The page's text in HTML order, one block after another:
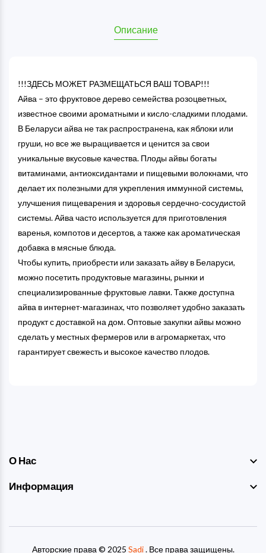
Описание
!!!ЗДЕСЬ МОЖЕТ РАЗМЕЩАТЬСЯ ВАШ ТОВАР!!!
Айва – это фруктовое дерево семейства розоцветных,
известное своими ароматными и кисло-сладкими плодами.
В Беларуси айва не так распространена, как яблоки или
груши, но все же выращивается и ценится за свои
уникальные вкусовые качества. Плоды айвы богаты
витаминами, антиоксидантами и пищевыми волокнами, что
делает их полезными для укрепления иммунной системы,
улучшения пищеварения и здоровья сердечно-сосудистой
системы. Айва часто используется для приготовления
варенья, компотов и десертов, а также как ароматическая
добавка в мясные блюда.
Чтобы купить, приобрести или заказать айву в Беларуси,
можно посетить продуктовые магазины, рынки и
специализированные фруктовые лавки. Также доступна
айва в интернет-магазинах, что позволяет удобно заказать
продукт с доставкой на дом. Оптовые закупки айвы можно
сделать у местных фермеров или в агромаркетах, что
гарантирует свежесть и высокое качество плодов.
О Нас
Информация
Авторские права © 2025 Sadi. Все права защищены.